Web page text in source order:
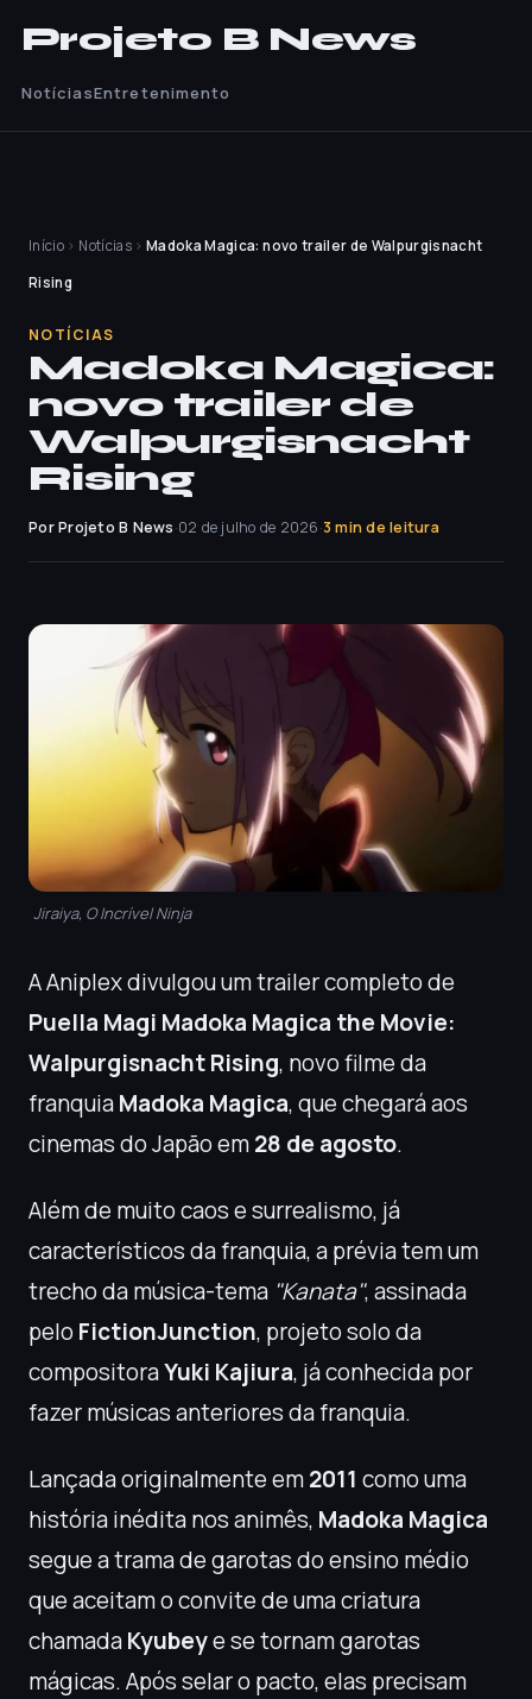
Projeto B News
NotíciasEntretenimento
Início › Notícias › Madoka Magica: novo trailer de Walpurgisnacht
Rising
NOTÍCIAS
Madoka Magica:
novo trailer de
Walpurgisnacht
Rising
Por Projeto B News·02 de julho de 2026·3 min de leitura
Jiraiya, O Incrível Ninja
A Aniplex divulgou um trailer completo de
Puella Magi Madoka Magica the Movie:
Walpurgisnacht Rising, novo filme da
franquiaMadoka Magica, que chegará aos
cinemas do Japão em28 de agosto.
Além de muito caos e surrealismo, já
característicos da franquia, a prévia tem um
trecho da música-tema "Kanata", assinada
peloFictionJunction, projeto solo da
compositoraYuki Kajiura, já conhecida por
fazer músicas anteriores da franquia.
Lançada originalmente em2011 como uma
história inédita nos animês, Madoka Magica
segue a trama de garotas do ensino médio
que aceitam o convite de uma criatura
chamadaKyubeye se tornam garotas
mágicas. Após selar o pacto, elas precisam